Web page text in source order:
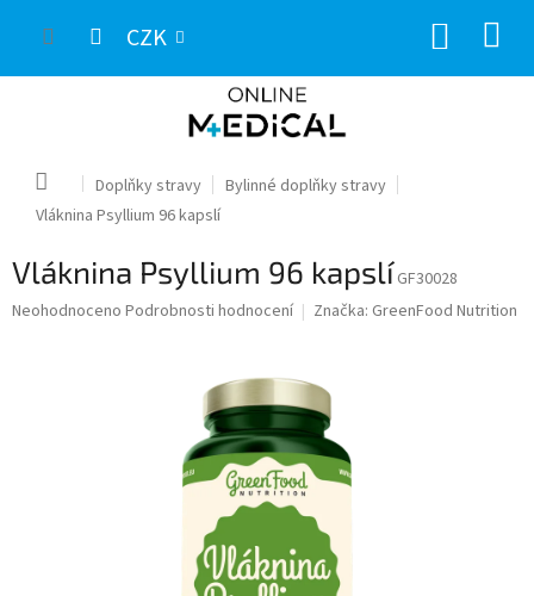
CZK
Domů Doplňky stravy
Bylinné doplňky stravy
Vláknina Psyllium 96 kapslí
Vláknina Psyllium 96 kapslí GF30028
Průměrné
Neohodnoceno Podrobnosti hodnocení Značka: GreenFood Nutrition